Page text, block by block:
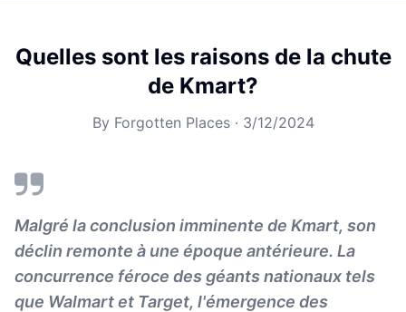
Quelles sont les raisons de la chute
de Kmart?
By Forgotten Places· 3/12/2024
Malgré la conclusion imminente de Kmart, son
déclin remonte à une époque antérieure. La
concurrence féroce des géants nationaux tels
que Walmart et Target, l'émergence des